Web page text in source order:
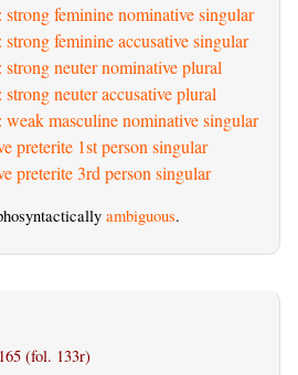
strong feminine nominative singular
feminine accusative singular
strong neuter nominative plural
neuter accusative plural
weak masculine nominative singular
preterite 1st person singular
preterite 3rd person singular
ambiguous.
(fol. 133r)